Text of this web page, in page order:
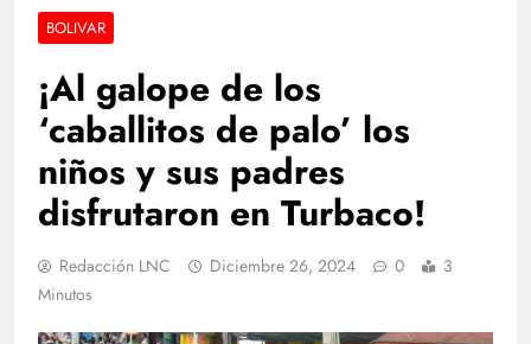
BOLIVAR
¡Al galope de los
‘caballitos de palo’ los
niños y sus padres
disfrutaron en Turbaco!
Redacción LNC Diciembre 26, 2024 0
3
Minutos